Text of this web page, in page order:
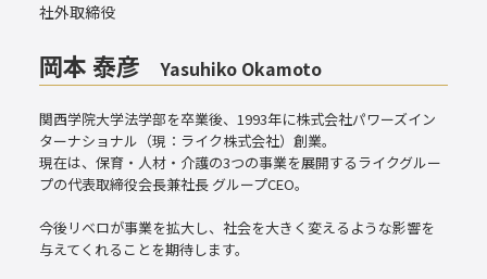
社外取締役
岡本 泰彦 Yasuhiko Okamoto
関西学院大学法学部を卒業後、1993年に株式会社パワーズイン
ターナショナル（現：ライク株式会社）創業。
現在は、保育・人材・介護の3つの事業を展開するライクグルー
プの代表取締役会長兼社長 グループCEO。
今後リベロが事業を拡大し、社会を大きく変えるような影響を
与えてくれることを期待します。